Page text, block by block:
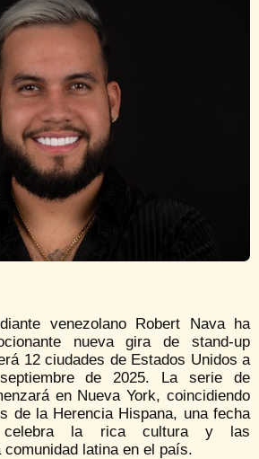
venezolano Robert Nava ha
nueva gira de stand-up
12 ciudades de Estados Unidos a
de 2025. La serie de
en Nueva York, coincidiendo
de la Herencia Hispana, una fecha
celebra la rica cultura y las
latina en el país.